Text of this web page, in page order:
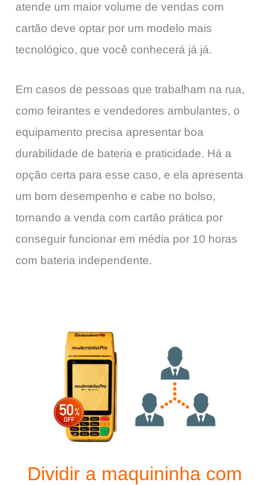
atende um maior volume de vendas com
cartão deve optar por um modelo mais
tecnológico, que você conhecerá já já.
Em casos de pessoas que trabalham na rua,
como feirantes e vendedores ambulantes, o
equipamento precisa apresentar boa
durabilidade de bateria e praticidade. Há a
opção certa para esse caso, e ela apresenta
um bom desempenho e cabe no bolso,
tornando a venda com cartão prática por
conseguir funcionar em média por 10 horas
com bateria independente.
Dividir a maquininha com